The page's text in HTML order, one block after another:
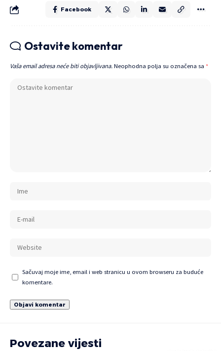
Facebook
Ostavite komentar
Vaša email adresa neće biti objavljivana. Neophodna polja su označena sa *
Sačuvaj moje ime, email i web stranicu u ovom browseru za buduće
komentare.
Povezane vijesti